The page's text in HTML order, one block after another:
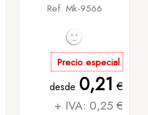
Ref. Mk-9566
Precio especial
desde 0,21 €
+ IVA: 0,25 €